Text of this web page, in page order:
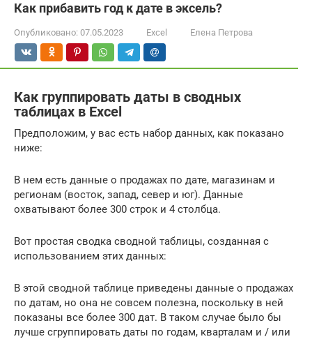
Как прибавить год к дате в эксель?
Опубликовано: 07.05.2023 Excel Елена Петрова
Как группировать даты в сводных
таблицах в Excel
Предположим, у вас есть набор данных, как показано
ниже:
В нем есть данные о продажах по дате, магазинам и
регионам (восток, запад, север и юг). Данные
охватывают более 300 строк и 4 столбца.
Вот простая сводка сводной таблицы, созданная с
использованием этих данных:
В этой сводной таблице приведены данные о продажах
по датам, но она не совсем полезна, поскольку в ней
показаны все более 300 дат. В таком случае было бы
лучше сгруппировать даты по годам, кварталам и / или